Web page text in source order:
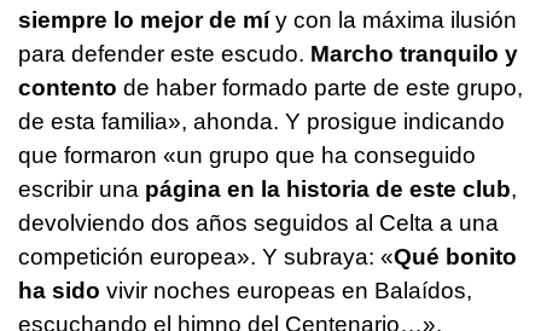
siempre lo mejor de míy con la máxima ilusión
para defender este escudo. Marcho tranquilo y
contento de haber formado parte de este grupo,
de esta familia», ahonda. Y prosigue indicando
que formaron «un grupo que ha conseguido
escribir una página en la historia de este club,
devolviendo dos años seguidos al Celta a una
competición europea». Y subraya: «Qué bonito
ha sido vivir noches europeas en Balaídos,
escuchando el himno del Centenario…».